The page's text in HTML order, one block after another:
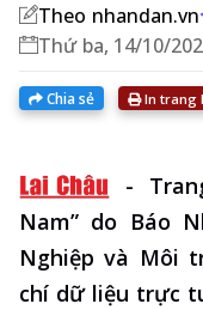
Theo nhandan.vn
Thứ ba, 14/10/
Chia sẻ In trang
-
Nam” do Báo
Nghiệp và Môi
chí dữ liệu trực